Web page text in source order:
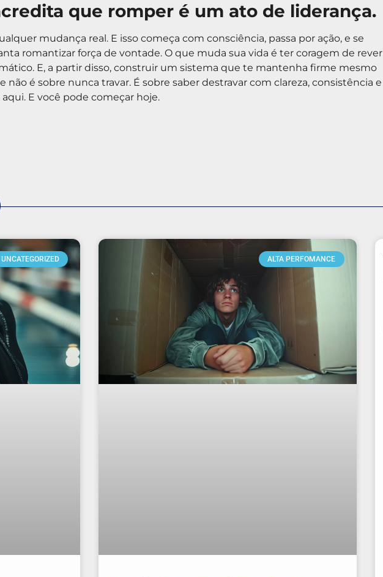
que romper é um ato de liderança.
mudança real. E isso começa com consciência, passa por ação, e se
romantizar força de vontade. O que muda sua vida é ter coragem de rever
E, a partir disso, construir um sistema que te mantenha firme mesmo
não é sobre nunca travar. É sobre saber destravar com clareza, consistência e
E você pode começar hoje.
UNCATEGORIZED ALTA PERFOMANCE